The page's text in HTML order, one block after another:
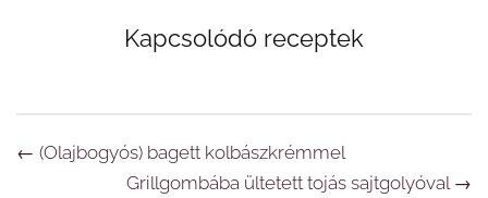
Kapcsolódó receptek
Navigáció
← (Olajbogyós) bagett kolbászkrémmel
Grillgombába ültetett tojás sajtgolyóval →